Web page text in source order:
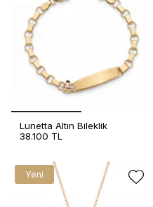
Lunetta Altın Bileklik
38.100 TL
Yeni